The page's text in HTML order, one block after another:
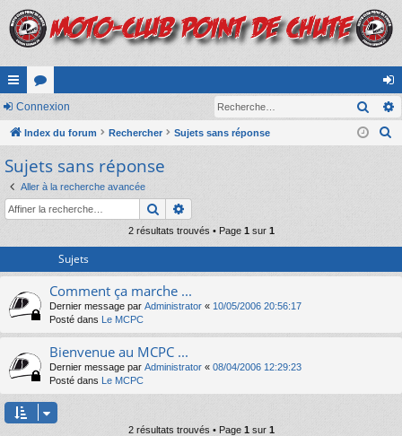
cc
ès
ra
pi
de
or
u
m
s
on
ne
Connexion
Index du forum Rechercher Sujets sans réponse
c
h
Sujets sans réponse
Aller à la recherche avancée
Rechercher
2 résultats trouvés • Page 1 sur 1
Sujets
Comment ça marche ...
Dernier message par Administrator « 10/05/2006 20:56:17
Posté dans Le MCPC
Bienvenue au MCPC ...
Dernier message par Administrator « 08/04/2006 12:29:23
Posté dans Le MCPC
2 résultats trouvés • Page 1 sur 1